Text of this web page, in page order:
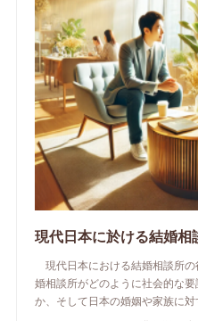
現代日本に於ける結婚相
現代日本における結婚相談所
婚相談所がどのように社会的な
か、そして日本の婚姻や家族に